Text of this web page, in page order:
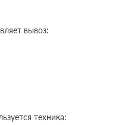
вывоз:
техника: